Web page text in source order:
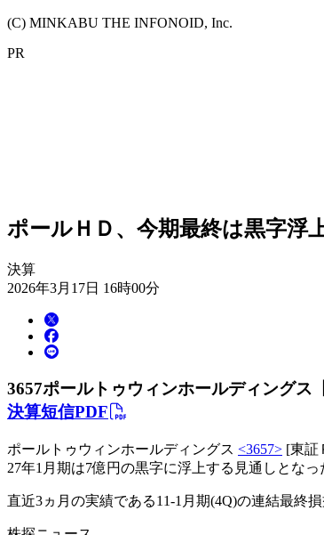
(C) MINKABU THE INFONOID, Inc.
PR
ポールＨＤ、今期最終は黒字浮
決算
2026年3月17日 16時00分
3657ポールトゥウィンホールディングス
決算短信PDF
ポールトゥウィンホールディングス <3657> [東証
27年1月期は7億円の黒字に浮上する見通しとなっ
直近3ヵ月の実績である11-1月期(4Q)の連結最終